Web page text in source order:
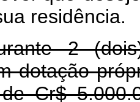
residência.
2
dotação
Cr$